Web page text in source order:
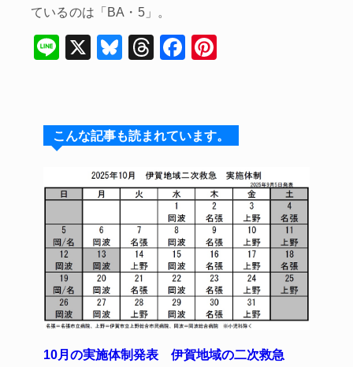
ているのは「BA・5」。
Li
X
Bl
s
k
y
T
a
d
s
F
e
b
o
o
k
e
st
こんな記事も読まれています。
10月の実施体制発表 伊賀地域の二次救急